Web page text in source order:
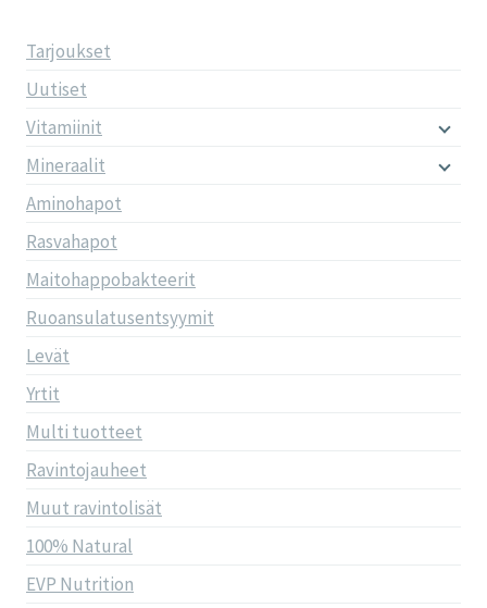
Tarjoukset
Uutiset
Vitamiinit
Mineraalit
Aminohapot
Rasvahapot
Maitohappobakteerit
Ruoansulatusentsyymit
Levät
Yrtit
Multi tuotteet
Ravintojauheet
Muut ravintolisät
100% Natural
EVP Nutrition